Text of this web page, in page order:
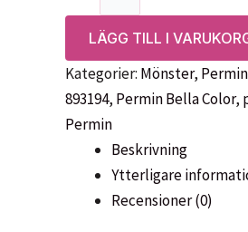
raglanblus
Bella
Color,
893194
Permin
mängd
LÄGG TILL I
Kategorier: Mönster,
893194, Permin Bella Color,
Permin
Beskrivning
Ytterligare
Recensioner (0)